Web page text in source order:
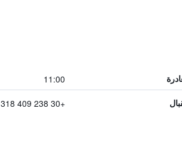
11:00
+30 238 409 1318